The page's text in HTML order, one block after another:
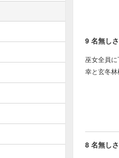
9 名無し
巫女全員
幸と玄冬
8 名無し